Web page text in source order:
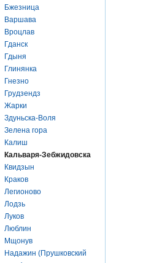
Бжезница
Варшава
Вроцлав
Гданск
Гдыня
Глинянка
Гнезно
Грудзендз
Жарки
Здуньска-Воля
Зелена гора
Калиш
Кальваря-Зебжидовска
Квидзын
Краков
Легионово
Лодзь
Луков
Люблин
Мщонув
Надажин (Прушковский